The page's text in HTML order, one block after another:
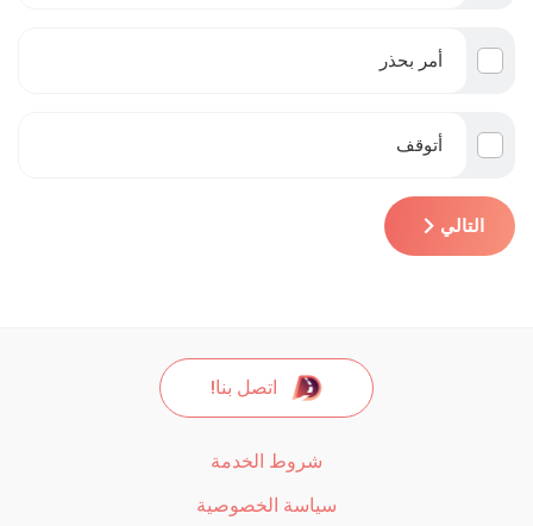
أمر بحذر
أتوقف
التالي
اتصل بنا!
شروط الخدمة
سياسة الخصوصية